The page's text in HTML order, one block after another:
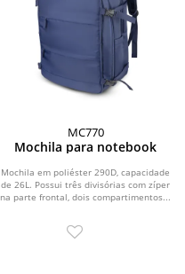
MC770
Mochila para notebook
Mochila em poliéster 290D, capacidade
de 26L. Possui três divisórias com zíper
na parte frontal, dois compartimentos...